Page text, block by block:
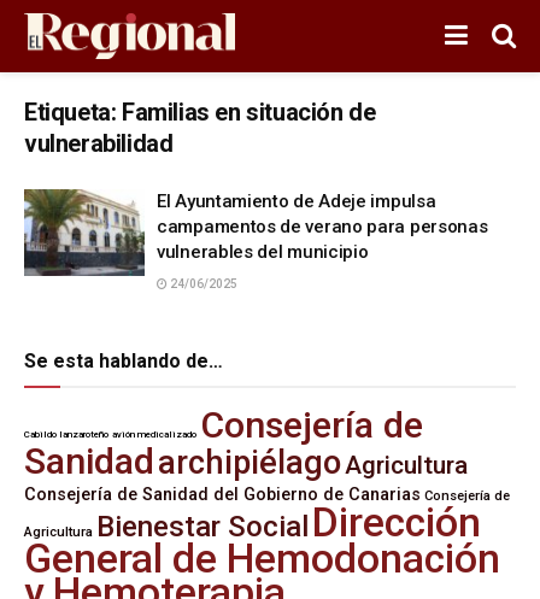
Etiqueta: Familias en situación de
vulnerabilidad
El Ayuntamiento de Adeje impulsa
campamentos de verano para personas
vulnerables del municipio
24/06/2025
Se esta hablando de…
Cabildo lanzaroteño avión medicalizado Consejería de
SanidadarchipiélagoAgricultura
Consejería de Sanidad del Gobierno de Canarias Consejería de
Agricultura Bienestar Social Dirección
General de Hemodonación